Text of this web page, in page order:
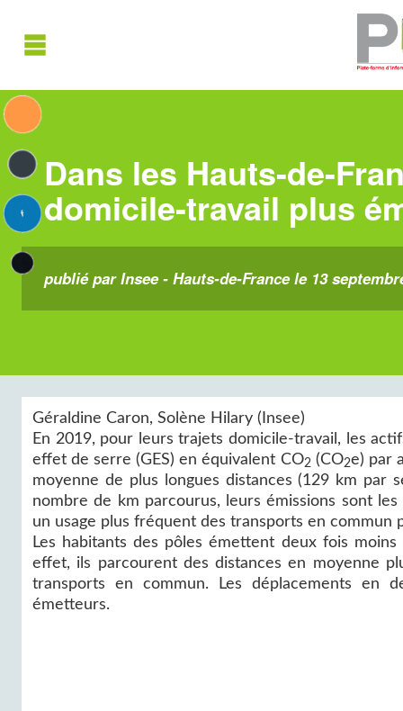
Dans les Hauts-de-
domicile-travail plus
publié par Insee - Hauts-de-France le 13
Géraldine Caron, Solène Hilary (Insee)
En 2019, pour leurs trajets domicile-travail, les
effet de serre (GES) en équivalent CO2 (CO2e) par
moyenne de plus longues distances (129 km par
nombre de km parcourus, leurs émissions sont
un usage plus fréquent des transports en commun
Les habitants des pôles émettent deux fois moins
effet, ils parcourent des distances en moyenne
transports en commun. Les déplacements en
émetteurs.